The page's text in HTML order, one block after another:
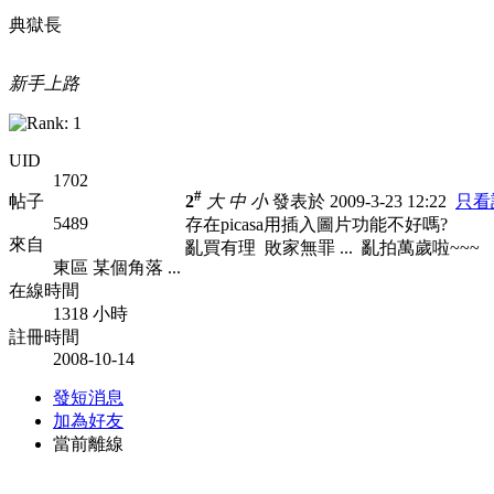
典獄長
新手上路
UID
1702
帖子
5489
來自
東區 某個角落 ...
在線時間
1318 小時
註冊時間
2008-10-14
發短消息
加為好友
當前離線
2# 大 中 小發表於 2009-3-23 12:22
只
存在picasa用插入圖片功能不好嗎?
亂買有理 敗家無罪 ... 亂拍萬歲啦~~~